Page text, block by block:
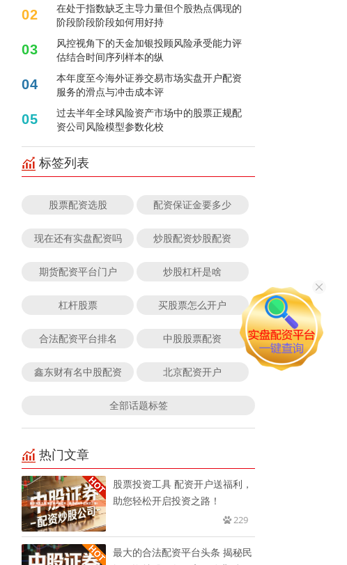
02
在处于指数缺乏主导力量但个股热点偶现的
阶段阶段阶段如何用好持
03
风控视角下的天金加银投顾风险承受能力评
估结合时间序列样本的纵
04
本年度至今海外证券交易市场实盘开户配资
服务的滑点与冲击成本评
05
过去半年全球风险资产市场中的股票正规配
资公司风险模型参数化校
标签列表
股票配资选股 配资保证金要多少
现在还有实盘配资吗 炒股配资炒股配资
期货配资平台门户 炒股杠杆是啥
杠杆股票 买股票怎么开户
合法配资平台排名 中股股票配资
鑫东财有名中股配资 北京配资开户
全部话题标签
热门文章
股票投资工具 配资开户送福利，
助您轻松开启投资之路！
229
最大的合法配资平台头条 揭秘民